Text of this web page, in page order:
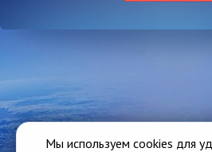
Мы используем cookies для